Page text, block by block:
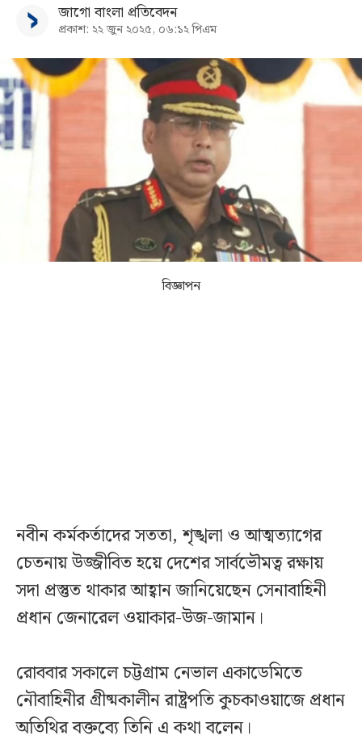
আর্কাইভ
কনভার্টার
জাগো বাংলা প্রতিবেদন
প্রকাশ: ২২ জুন ২০২৫, ০৬:১২ পিএম
বিজ্ঞাপন
নবীন কর্মকর্তাদের সততা, শৃঙ্খলা ও আত্মত্যাগের
চেতনায় উজ্জীবিত হয়ে দেশের সার্বভৌমত্ব রক্ষায়
সদা প্রস্তুত থাকার আহ্বান জানিয়েছেন সেনাবাহিনী
প্রধান জেনারেল ওয়াকার-উজ-জামান।
রোববার সকালে চট্টগ্রাম নেভাল একাডেমিতে
নৌবাহিনীর গ্রীষ্মকালীন রাষ্ট্রপতি কুচকাওয়াজে প্রধান
অতিথির বক্তব্যে তিনি এ কথা বলেন।